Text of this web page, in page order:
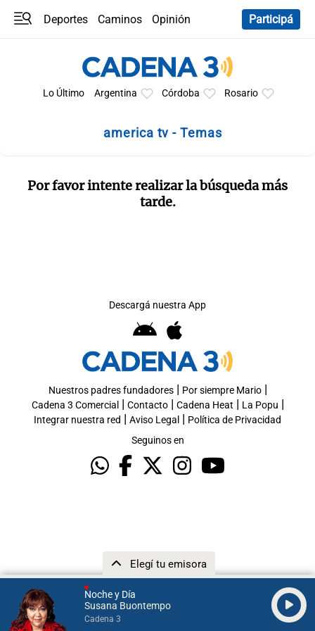
Noche y Día
Susana Buontempo
Cadena 3
Elegí tu emisora
Deportes Caminos
Opinión
Participá
Lo Último Argentina Córdoba Rosario
america tv - Temas
Por favor intente realizar la búsqueda más
tarde.
Descargá nuestra App
Nuestros padres fundadores| Por siempre Mario|
Cadena 3 Comercial | Contacto| Cadena Heat | La Popu |
Integrar nuestra red | Aviso Legal | Política de Privacidad
Seguinos en